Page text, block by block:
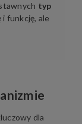
typ
i funkcję, ale
dla